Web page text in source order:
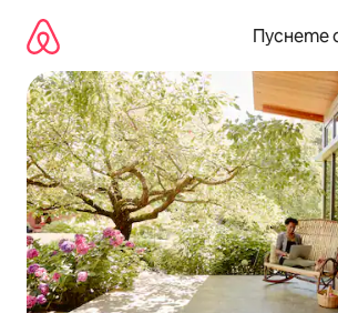
съдържанието
Пуснете